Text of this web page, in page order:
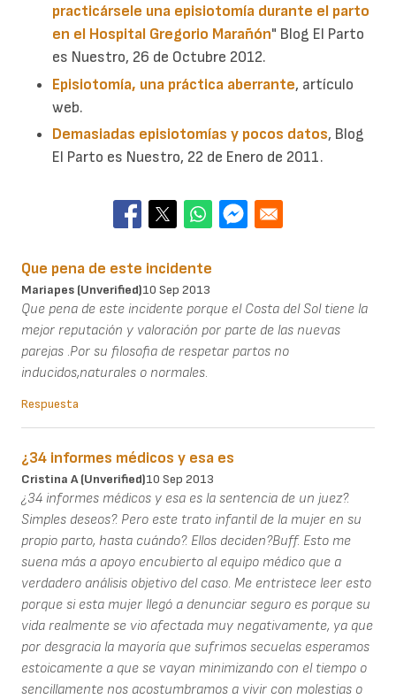
practicársele una episiotomía durante el parto
en el Hospital Gregorio Marañón" Blog El Parto
es Nuestro, 26 de Octubre 2012.
Episiotomía, una práctica aberrante, artículo
web.
Demasiadas episiotomías y pocos datos, Blog
El Parto es Nuestro, 22 de Enero de 2011.
Que pena de este incidente
Mariapes (unverified)10 Sep 2013
Que pena de este incidente porque el Costa del Sol tiene la
mejor reputación y valoración por parte de las nuevas
parejas .Por su filosofia de respetar partos no
inducidos,naturales o normales.
Respuesta
¿34 informes médicos y esa es
Cristina A (unverified)10 Sep 2013
¿34 informes médicos y esa es la sentencia de un juez?.
Simples deseos?. Pero este trato infantil de la mujer en su
propio parto, hasta cuándo?. Ellos deciden?Buff. Esto me
suena más a apoyo encubierto al equipo médico que a
verdadero análisis objetivo del caso. Me entristece leer esto
porque si esta mujer llegó a denunciar seguro es porque su
vida realmente se vio afectada muy negativamente, ya que
por desgracia la mayoría que sufrimos secuelas esperamos
estoicamente a que se vayan minimizando con el tiempo o
sencillamente nos acostumbramos a vivir con molestias o